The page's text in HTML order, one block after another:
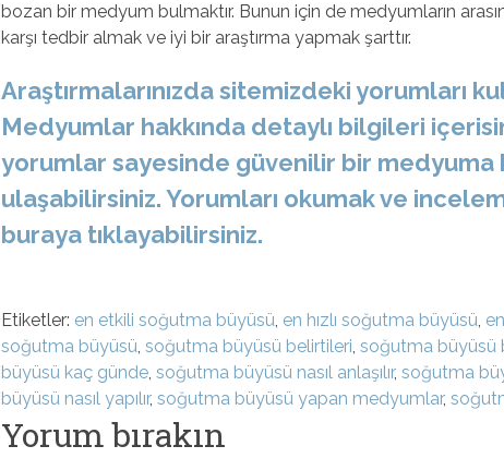
bozan bir medyum bulmaktır. Bunun için de medyumların
karşı tedbir almak ve iyi bir araştırma yapmak şarttır.
Araştırmalarınızda sitemizdeki yorumları
Medyumlar hakkında detaylı bilgileri
yorumlar sayesinde güvenilir bir medyuma
ulaşabilirsiniz. Yorumları okumak ve
buraya tıklayabilirsiniz.
Etiketler: en etkili soğutma büyüsü, en hızlı soğutma büyüsü,
soğutma büyüsü, soğutma büyüsü belirtileri, soğutma büyüsü
büyüsü kaç günde, soğutma büyüsü nasıl anlaşılır, soğutma
büyüsü nasıl yapılır, soğutma büyüsü yapan medyumlar,
Yorum bırakın